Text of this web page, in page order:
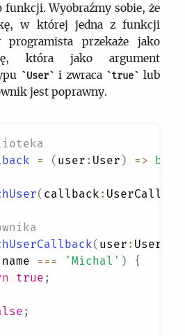
funkcji. Wyobraźmy sobie, że
w której jedna z funkcji
przekaże jako
która jako argument
User i zwraca true lub
jest poprawny.
= ( user : User ) =>
( callback :
( user : User
name === 'Michal' )
{
true ;
;